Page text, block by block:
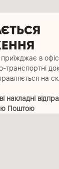
приїжджає в
транспортні
на
накладні
Поштою